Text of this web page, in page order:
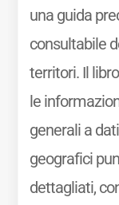
una guida
consultabile
territori. Il
le
generali a dati
geografici
dettagliati,